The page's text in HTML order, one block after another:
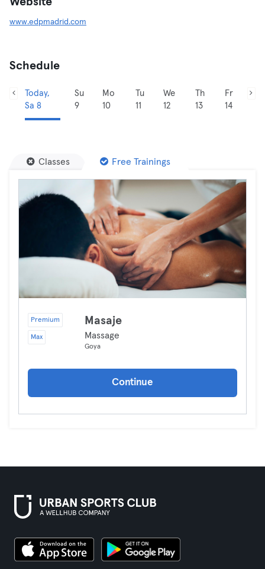
www.edpmadrid.com
Schedule
Today,
Sa 8
Su
9
Mo
10
Tu
11
We
12
Th
13
Fr
14
Classes Free Trainings
Premium
Max
Masaje
Massage
Goya
Continue